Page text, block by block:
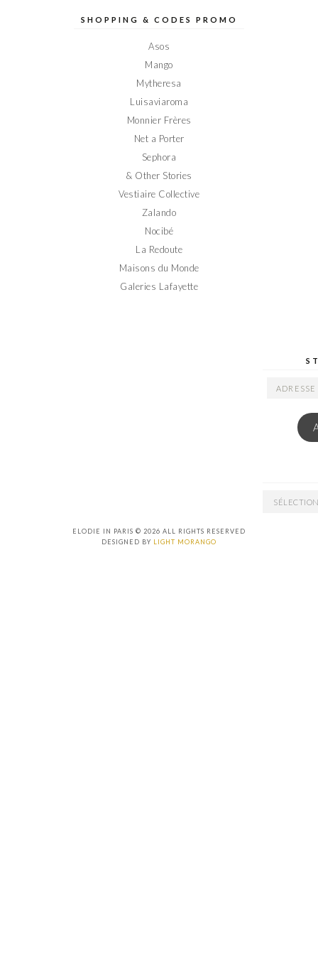
sursur sur sur sur
SHOPPING & CODES PROMO
Asos
Mango
Mytheresa
Luisaviaroma
Monnier Frères
Net a Porter
Sephora
& Other Stories
Vestiaire Collective
Zalando
Nocibé
La Redoute
Maisons du Monde
Galeries Lafayette
ADRESSE
ARCHIVES
ELODIE IN PARIS © 2026 ALL RIGHTS RESERVED
DESIGNED BY LIGHT MORANGO